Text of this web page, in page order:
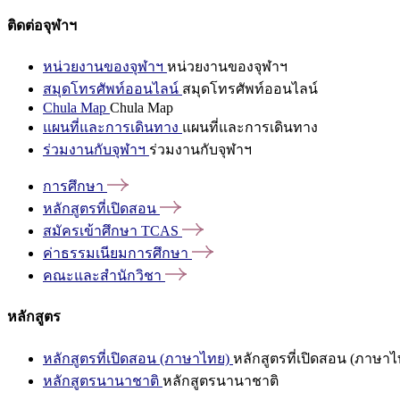
ติดต่อจุฬาฯ
หน่วยงานของจุฬาฯ หน่วยงานของจุฬาฯ
สมุดโทรศัพท์ออนไลน์ สมุดโทรศัพท์ออนไลน์
Chula Map Chula Map
แผนที่และการเดินทาง แผนที่และการเดินทาง
ร่วมงานกับจุฬาฯ ร่วมงานกับจุฬาฯ
การศึกษา
หลักสูตรที่เปิดสอน
สมัครเข้าศึกษา TCAS
ค่าธรรมเนียมการศึกษา
คณะและสำนักวิชา
หลักสูตร
หลักสูตรที่เปิดสอน (ภาษาไทย) หลักสูตรที่เปิดสอน (ภาษาไ
หลักสูตรนานาชาติ หลักสูตรนานาชาติ